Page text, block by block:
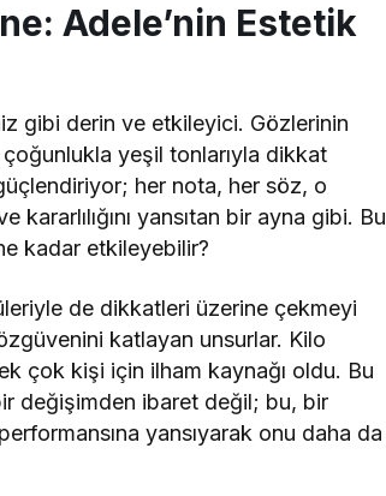
Adele’nin Estetik
gibi derin ve etkileyici. Gözlerinin
yeşil tonlarıyla dikkat
her nota, her söz, o
yansıtan bir ayna gibi. Bu
kadar etkileyebilir?
de dikkatleri üzerine çekmeyi
katlayan unsurlar. Kilo
çok kişi için ilham kaynağı oldu. Bu
değişimden ibaret değil; bu, bir
yansıyarak onu daha da